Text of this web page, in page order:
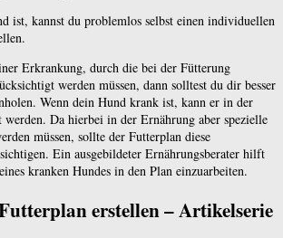
ist, kannst du problemlos selbst einen individuellen
Erkrankung, durch die bei der Fütterung
werden müssen, dann solltest du dir besser
Wenn dein Hund krank ist, kann er in der
Da hierbei in der Ernährung aber spezielle
müssen, sollte der Futterplan diese
Ein ausgebildeter Ernährungsberater hilft
kranken Hundes in den Plan einzuarbeiten.
erstellen – Artikelserie